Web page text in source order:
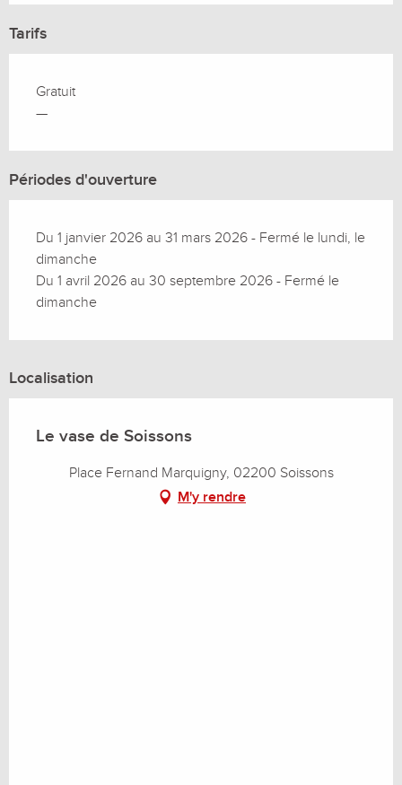
Tarifs
Gratuit
—
Périodes d'ouverture
Du 1 janvier 2026 au 31 mars 2026 - Fermé le lundi, le
dimanche
Du 1 avril 2026 au 30 septembre 2026 - Fermé le
dimanche
Localisation
Le vase de Soissons
Place Fernand Marquigny, 02200 Soissons
M'y rendre